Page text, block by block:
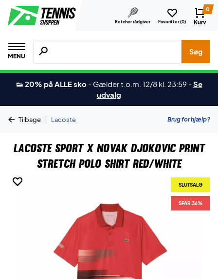
Ketcher rådgiver Favoritter (0)
0
Kurv
MENU
Søg efter produkter, mærker etc.
Søg
👟 20% på ALLE sko - Gælder t.o.m. 12/8 kl. 23:59 -Se
udvalg
Tilbage | Lacoste Brug for hjælp?
Lacoste Sport x Novak Djokovic Print
Stretch Polo Shirt Red/White
SLUTSALG
SPAR 36%
SLUTSALG
SPAR 36%
SLUTSALG
SPAR 36%